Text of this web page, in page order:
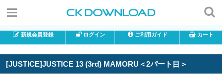
新規会員登録 ログイン ご利用ガイド カート
[JUSTICE]JUSTICE 13 (3rd) MAMORU＜2パート目＞